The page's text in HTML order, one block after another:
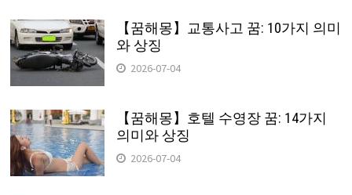
【꿈해몽】교통사고 꿈: 10가지 의미
와 상징
2026-07-04
【꿈해몽】호텔 수영장 꿈: 14가지
의미와 상징
2026-07-04